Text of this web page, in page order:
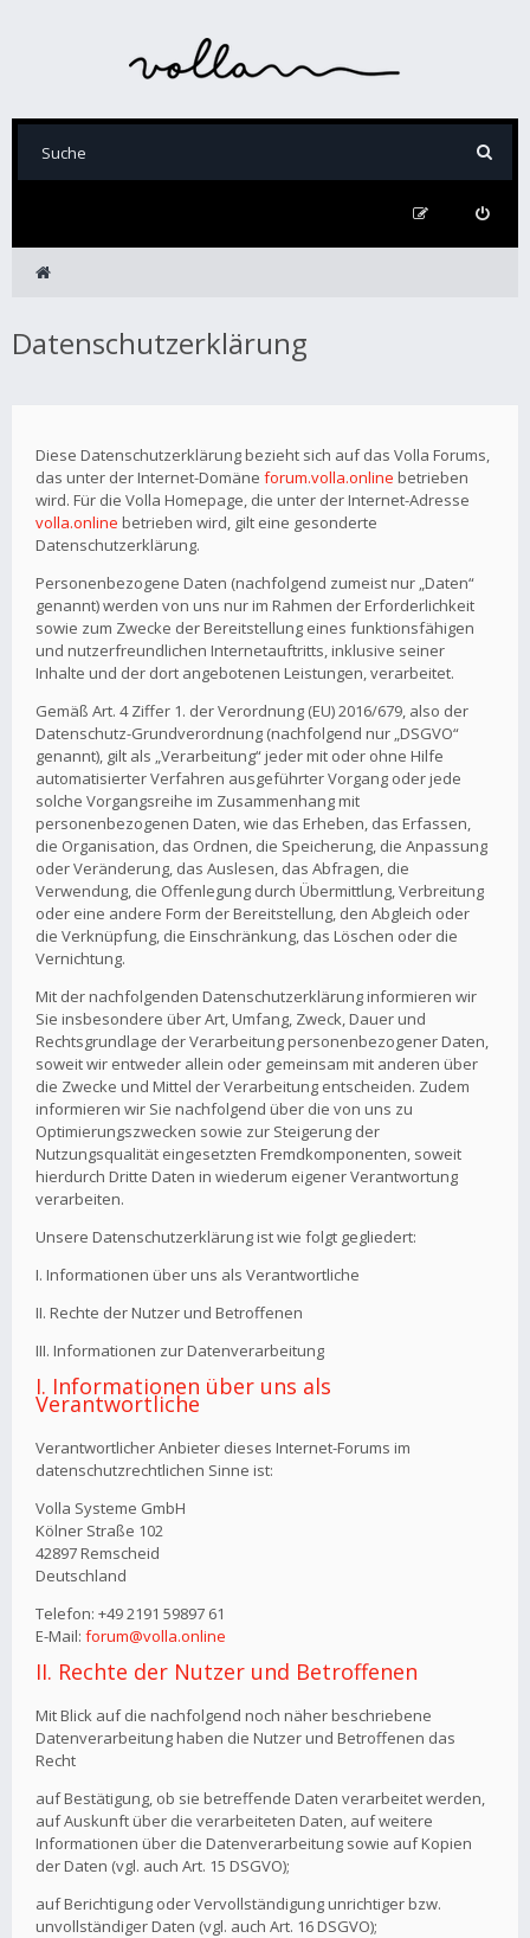
Datenschutzerklärung
Diese Datenschutzerklärung bezieht sich auf das Volla Forums,
das unter der Internet-Domäne forum.volla.online betrieben
wird. Für die Volla Homepage, die unter der Internet-Adresse
volla.online betrieben wird, gilt eine gesonderte
Datenschutzerklärung.
Personenbezogene Daten (nachfolgend zumeist nur „Daten“
genannt) werden von uns nur im Rahmen der Erforderlichkeit
sowie zum Zwecke der Bereitstellung eines funktionsfähigen
und nutzerfreundlichen Internetauftritts, inklusive seiner
Inhalte und der dort angebotenen Leistungen, verarbeitet.
Gemäß Art. 4 Ziffer 1. der Verordnung (EU) 2016/679, also der
Datenschutz-Grundverordnung (nachfolgend nur „DSGVO“
genannt), gilt als „Verarbeitung“ jeder mit oder ohne Hilfe
automatisierter Verfahren ausgeführter Vorgang oder jede
solche Vorgangsreihe im Zusammenhang mit
personenbezogenen Daten, wie das Erheben, das Erfassen,
die Organisation, das Ordnen, die Speicherung, die Anpassung
oder Veränderung, das Auslesen, das Abfragen, die
Verwendung, die Offenlegung durch Übermittlung, Verbreitung
oder eine andere Form der Bereitstellung, den Abgleich oder
die Verknüpfung, die Einschränkung, das Löschen oder die
Vernichtung.
Mit der nachfolgenden Datenschutzerklärung informieren wir
Sie insbesondere über Art, Umfang, Zweck, Dauer und
Rechtsgrundlage der Verarbeitung personenbezogener Daten,
soweit wir entweder allein oder gemeinsam mit anderen über
die Zwecke und Mittel der Verarbeitung entscheiden. Zudem
informieren wir Sie nachfolgend über die von uns zu
Optimierungszwecken sowie zur Steigerung der
Nutzungsqualität eingesetzten Fremdkomponenten, soweit
hierdurch Dritte Daten in wiederum eigener Verantwortung
verarbeiten.
Unsere Datenschutzerklärung ist wie folgt gegliedert:
I. Informationen über uns als Verantwortliche
II. Rechte der Nutzer und Betroffenen
III. Informationen zur Datenverarbeitung
I. Informationen über uns als
Verantwortliche
Verantwortlicher Anbieter dieses Internet-Forums im
datenschutzrechtlichen Sinne ist:
Volla Systeme GmbH
Kölner Straße 102
42897 Remscheid
Deutschland
Telefon: +49 2191 59897 61
E-Mail: forum@volla.online
II. Rechte der Nutzer und Betroffenen
Mit Blick auf die nachfolgend noch näher beschriebene
Datenverarbeitung haben die Nutzer und Betroffenen das
Recht
auf Bestätigung, ob sie betreffende Daten verarbeitet werden,
auf Auskunft über die verarbeiteten Daten, auf weitere
Informationen über die Datenverarbeitung sowie auf Kopien
der Daten (vgl. auch Art. 15 DSGVO);
auf Berichtigung oder Vervollständigung unrichtiger bzw.
unvollständiger Daten (vgl. auch Art. 16 DSGVO);